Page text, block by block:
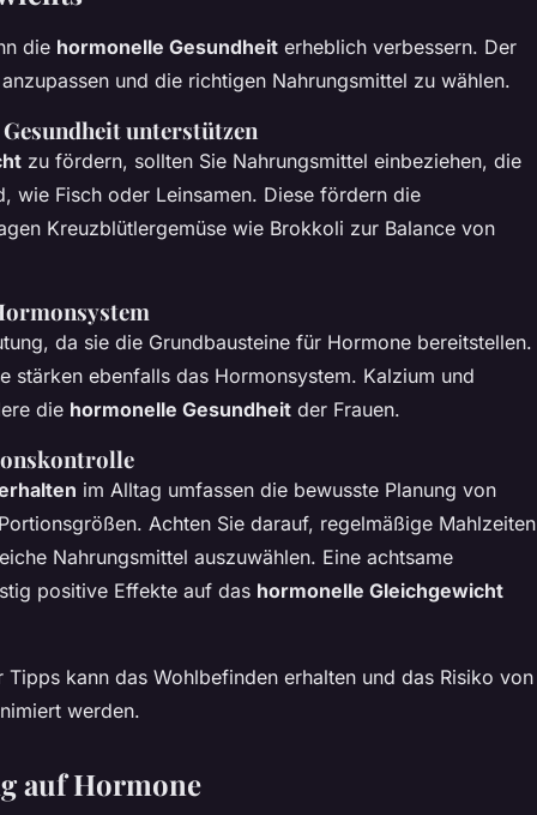
die hormonelle Gesundheit erheblich verbessern. Der
anzupassen und die richtigen Nahrungsmittel zu wählen.
unterstützen
zu fördern, sollten Sie Nahrungsmittel einbeziehen, die
wie Fisch oder Leinsamen. Diese fördern die
Kreuzblütlergemüse wie Brokkoli zur Balance von
da sie die Grundbausteine für Hormone bereitstellen.
stärken ebenfalls das Hormonsystem. Kalzium und
die hormonelle Gesundheit der Frauen.
im Alltag umfassen die bewusste Planung von
Achten Sie darauf, regelmäßige Mahlzeiten
Nahrungsmittel auszuwählen. Eine achtsame
positive Effekte auf das hormonelle Gleichgewicht
kann das Wohlbefinden erhalten und das Risiko von
werden.
auf Hormone